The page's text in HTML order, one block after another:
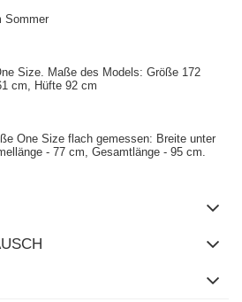
Sommer
Size. Maße des Models: Größe 172
cm, Hüfte 92 cm
One Size flach gemessen: Breite unter
- 77 cm, Gesamtlänge - 95 cm.